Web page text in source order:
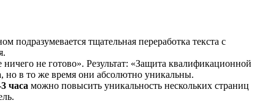
подразумевается тщательная переработка текста с
не готово». Результат: «Защита квалификационной
но в то же время они абсолютно уникальны.
часа можно повысить уникальность нескольких страниц